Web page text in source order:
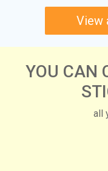
View
YOU CAN
all